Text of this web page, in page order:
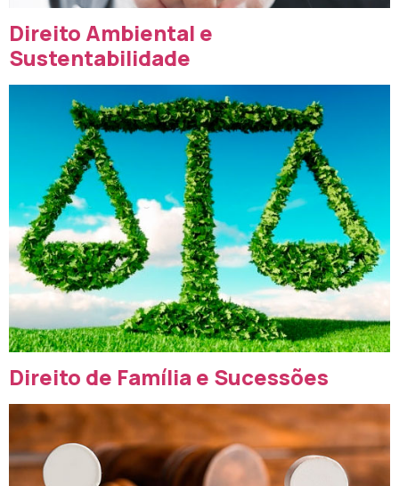
Direito Ambiental e
Sustentabilidade
Direito de Família e Sucessões